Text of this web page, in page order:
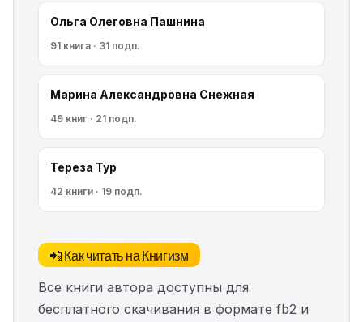
Ольга Олеговна Пашнина
91 книга · 31 подп.
Марина Александровна Снежная
49 книг · 21 подп.
Тереза Тур
42 книги · 19 подп.
📲 Как читать на Книгизм
Все книги автора доступны для
бесплатного скачивания в формате fb2 и